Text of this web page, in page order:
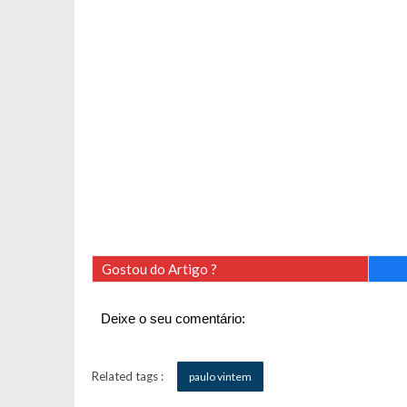
Gostou do Artigo ?
Deixe o seu comentário:
Related tags : paulo vintem